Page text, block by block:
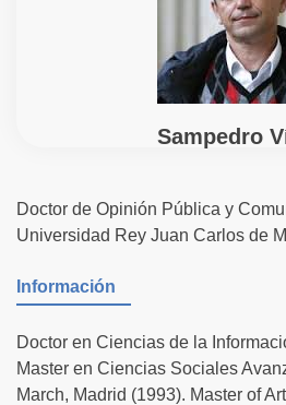
Sampedro
Doctor de Opinión Pública y
Universidad Rey Juan Carlos de
Información
Doctor en Ciencias de la
Master en Ciencias Sociales
March, Madrid (1993). Master of